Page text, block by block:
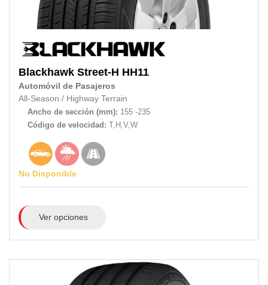
Blackhawk Street-H HH11
Automóvil de Pasajeros
All-Season / Highway Terrain
Ancho de sección (mm): 155 -235
Código de velocidad: T,H,V,W
No Disponible
Ver opciones